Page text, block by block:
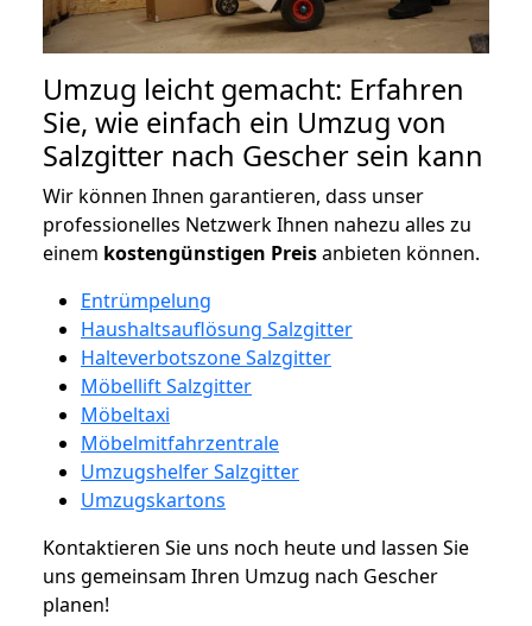
Umzug leicht gemacht: Erfahren
Sie, wie einfach ein Umzug von
Salzgitter nach Gescher sein kann
Wir können Ihnen garantieren, dass unser
professionelles Netzwerk Ihnen nahezu alles zu
einem kostengünstigen Preisanbieten können.
Entrümpelung
Haushaltsauflösung Salzgitter
Halteverbotszone Salzgitter
Möbellift Salzgitter
Möbeltaxi
Möbelmitfahrzentrale
Umzugshelfer Salzgitter
Umzugskartons
Kontaktieren Sie uns noch heute und lassen Sie
uns gemeinsam Ihren Umzug nach Gescher
planen!